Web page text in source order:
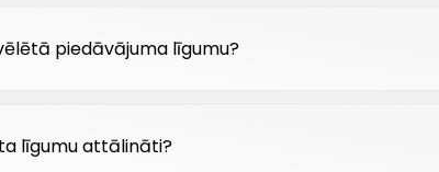
piedāvājuma līgumu?
līgumu attālināti?